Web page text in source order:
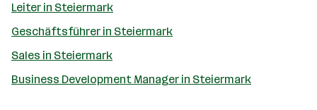
Leiter in Steiermark
Geschäftsführer in Steiermark
Sales in Steiermark
Business Development Manager in Steiermark